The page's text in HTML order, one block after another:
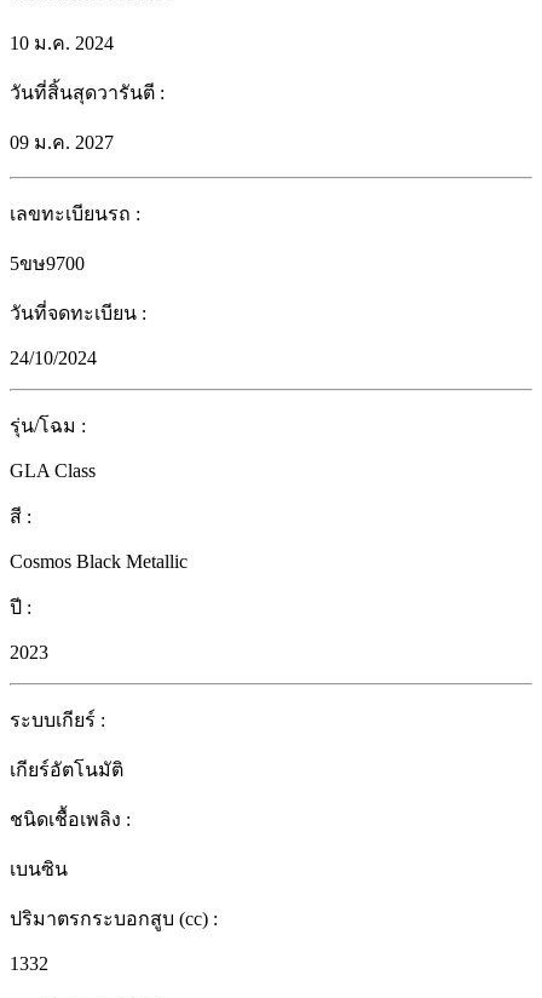
10 ม.ค. 2024
วันที่สิ้นสุดวารันตี :
09 ม.ค. 2027
เลขทะเบียนรถ :
5ขษ9700
วันที่จดทะเบียน :
24/10/2024
รุ่น/โฉม :
GLA Class
สี :
Cosmos Black Metallic
ปี :
2023
ระบบเกียร์ :
เกียร์อัตโนมัติ
ชนิดเชื้อเพลิง :
เบนซิน
ปริมาตรกระบอกสูบ (cc) :
1332